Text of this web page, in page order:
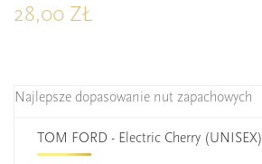
28,00 ZŁ
Najlepsze dopasowanie nut zapachowych
TOM FORD - Electric Cherry (UNISEX)